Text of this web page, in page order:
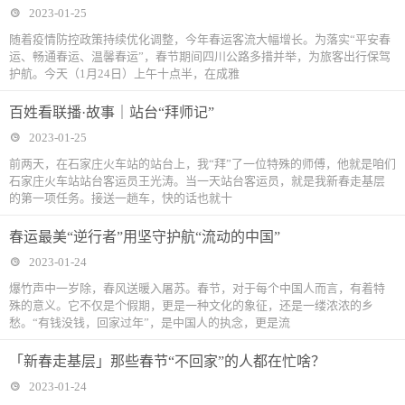
2023-01-25
随着疫情防控政策持续优化调整，今年春运客流大幅增长。为落实“平安春
运、畅通春运、温馨春运”，春节期间四川公路多措并举，为旅客出行保驾
护航。今天（1月24日）上午十点半，在成雅
百姓看联播·故事｜站台“拜师记”
2023-01-25
前两天，在石家庄火车站的站台上，我“拜”了一位特殊的师傅，他就是咱们
石家庄火车站站台客运员王光涛。当一天站台客运员，就是我新春走基层
的第一项任务。接送一趟车，快的话也就十
春运最美“逆行者”用坚守护航“流动的中国”
2023-01-24
爆竹声中一岁除，春风送暖入屠苏。春节，对于每个中国人而言，有着特
殊的意义。它不仅是个假期，更是一种文化的象征，还是一缕浓浓的乡
愁。“有钱没钱，回家过年”，是中国人的执念，更是流
「新春走基层」那些春节“不回家”的人都在忙啥？
2023-01-24